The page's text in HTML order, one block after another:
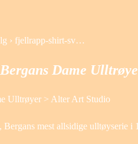
› fjellrapp-shirt-sv…
Dame
Ulltrøyer > Alter Art Studio
Bergans mest allsidige